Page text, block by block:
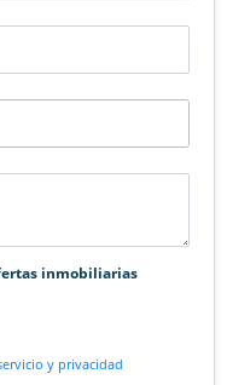
inmobiliarias
y privacidad